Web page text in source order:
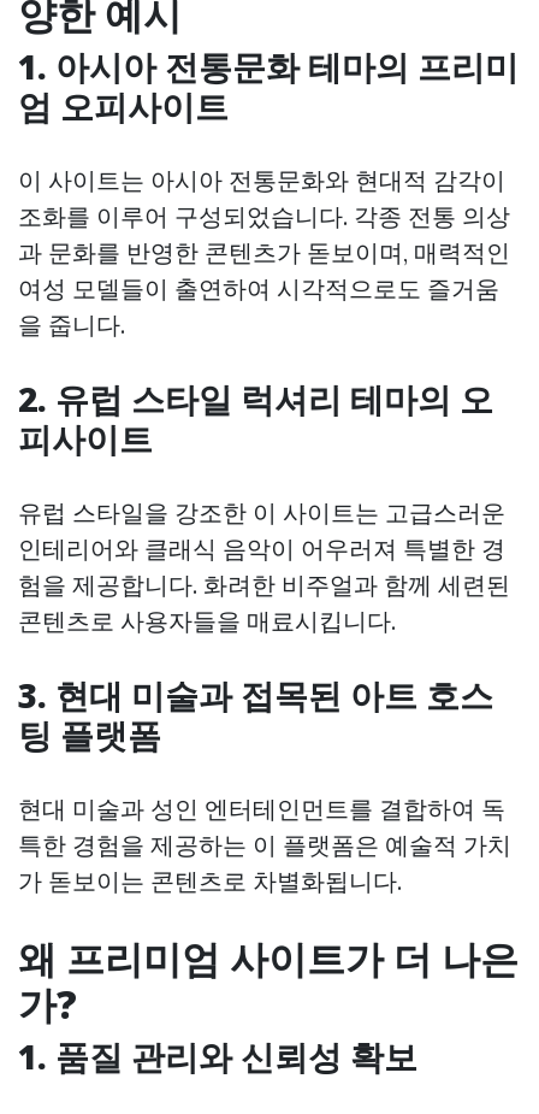
양한 예시
1. 아시아 전통문화 테마의 프리미
엄 오피사이트
이 사이트는 아시아 전통문화와 현대적 감각이
조화를 이루어 구성되었습니다. 각종 전통 의상
과 문화를 반영한 콘텐츠가 돋보이며, 매력적인
여성 모델들이 출연하여 시각적으로도 즐거움
을 줍니다.
2. 유럽 스타일 럭셔리 테마의 오
피사이트
유럽 스타일을 강조한 이 사이트는 고급스러운
인테리어와 클래식 음악이 어우러져 특별한 경
험을 제공합니다. 화려한 비주얼과 함께 세련된
콘텐츠로 사용자들을 매료시킵니다.
3. 현대 미술과 접목된 아트 호스
팅 플랫폼
현대 미술과 성인 엔터테인먼트를 결합하여 독
특한 경험을 제공하는 이 플랫폼은 예술적 가치
가 돋보이는 콘텐츠로 차별화됩니다.
왜 프리미엄 사이트가 더 나은
가?
1. 품질 관리와 신뢰성 확보